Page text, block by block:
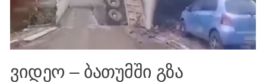
ვიდეო – ბათუმში გზა